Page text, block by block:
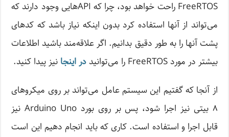
FreeRTOS راحت خواهد بود، چرا که API‌هایی وجود دارند که
می‌تواند از آنها استفاده کرد بدون اینکه نیاز باشد که کدهای
پشت آنها را به طور دقیق بدانیم. اگر علاقه‌مند باشید اطلاعات
بیشتر در مورد FreeRTOS را می‌توانید
در اینجانیز پیدا کنید.
از آنجا که گفتیم این سیستم عامل می‌تواند بر روی میکروهای
۸ بیتی نیز اجرا شود، پس بر روی بورد Arduino Uno نیز
قابل اجرا و استفاده است. کاری که باید انجام دهیم این است